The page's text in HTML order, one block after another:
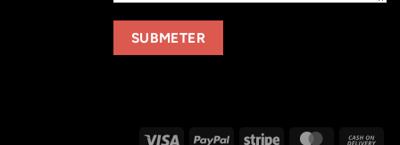
Visa PayPal Stripe MasterCard